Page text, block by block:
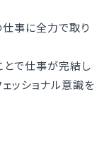
仕事に全力で取り
とで仕事が完結し
ッショナル意識を